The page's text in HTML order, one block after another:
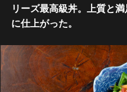
リーズ最高級丼。上質と
に仕上がった。